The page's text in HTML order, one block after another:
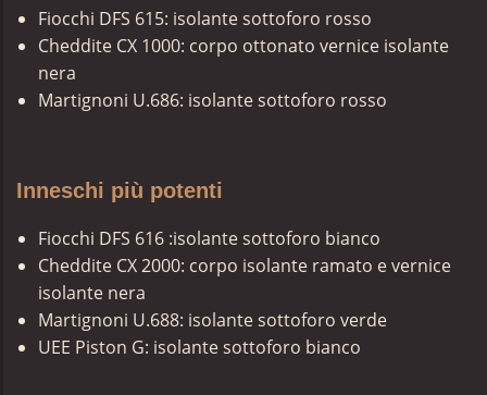
Fiocchi DFS 615: isolante sottoforo rosso
Cheddite CX 1000: corpo ottonato vernice isolante
nera
Martignoni U.686: isolante sottoforo rosso
Inneschi più potenti
Fiocchi DFS 616 :isolante sottoforo bianco
Cheddite CX 2000: corpo isolante ramato e vernice
isolante nera
Martignoni U.688: isolante sottoforo verde
UEE Piston G: isolante sottoforo bianco